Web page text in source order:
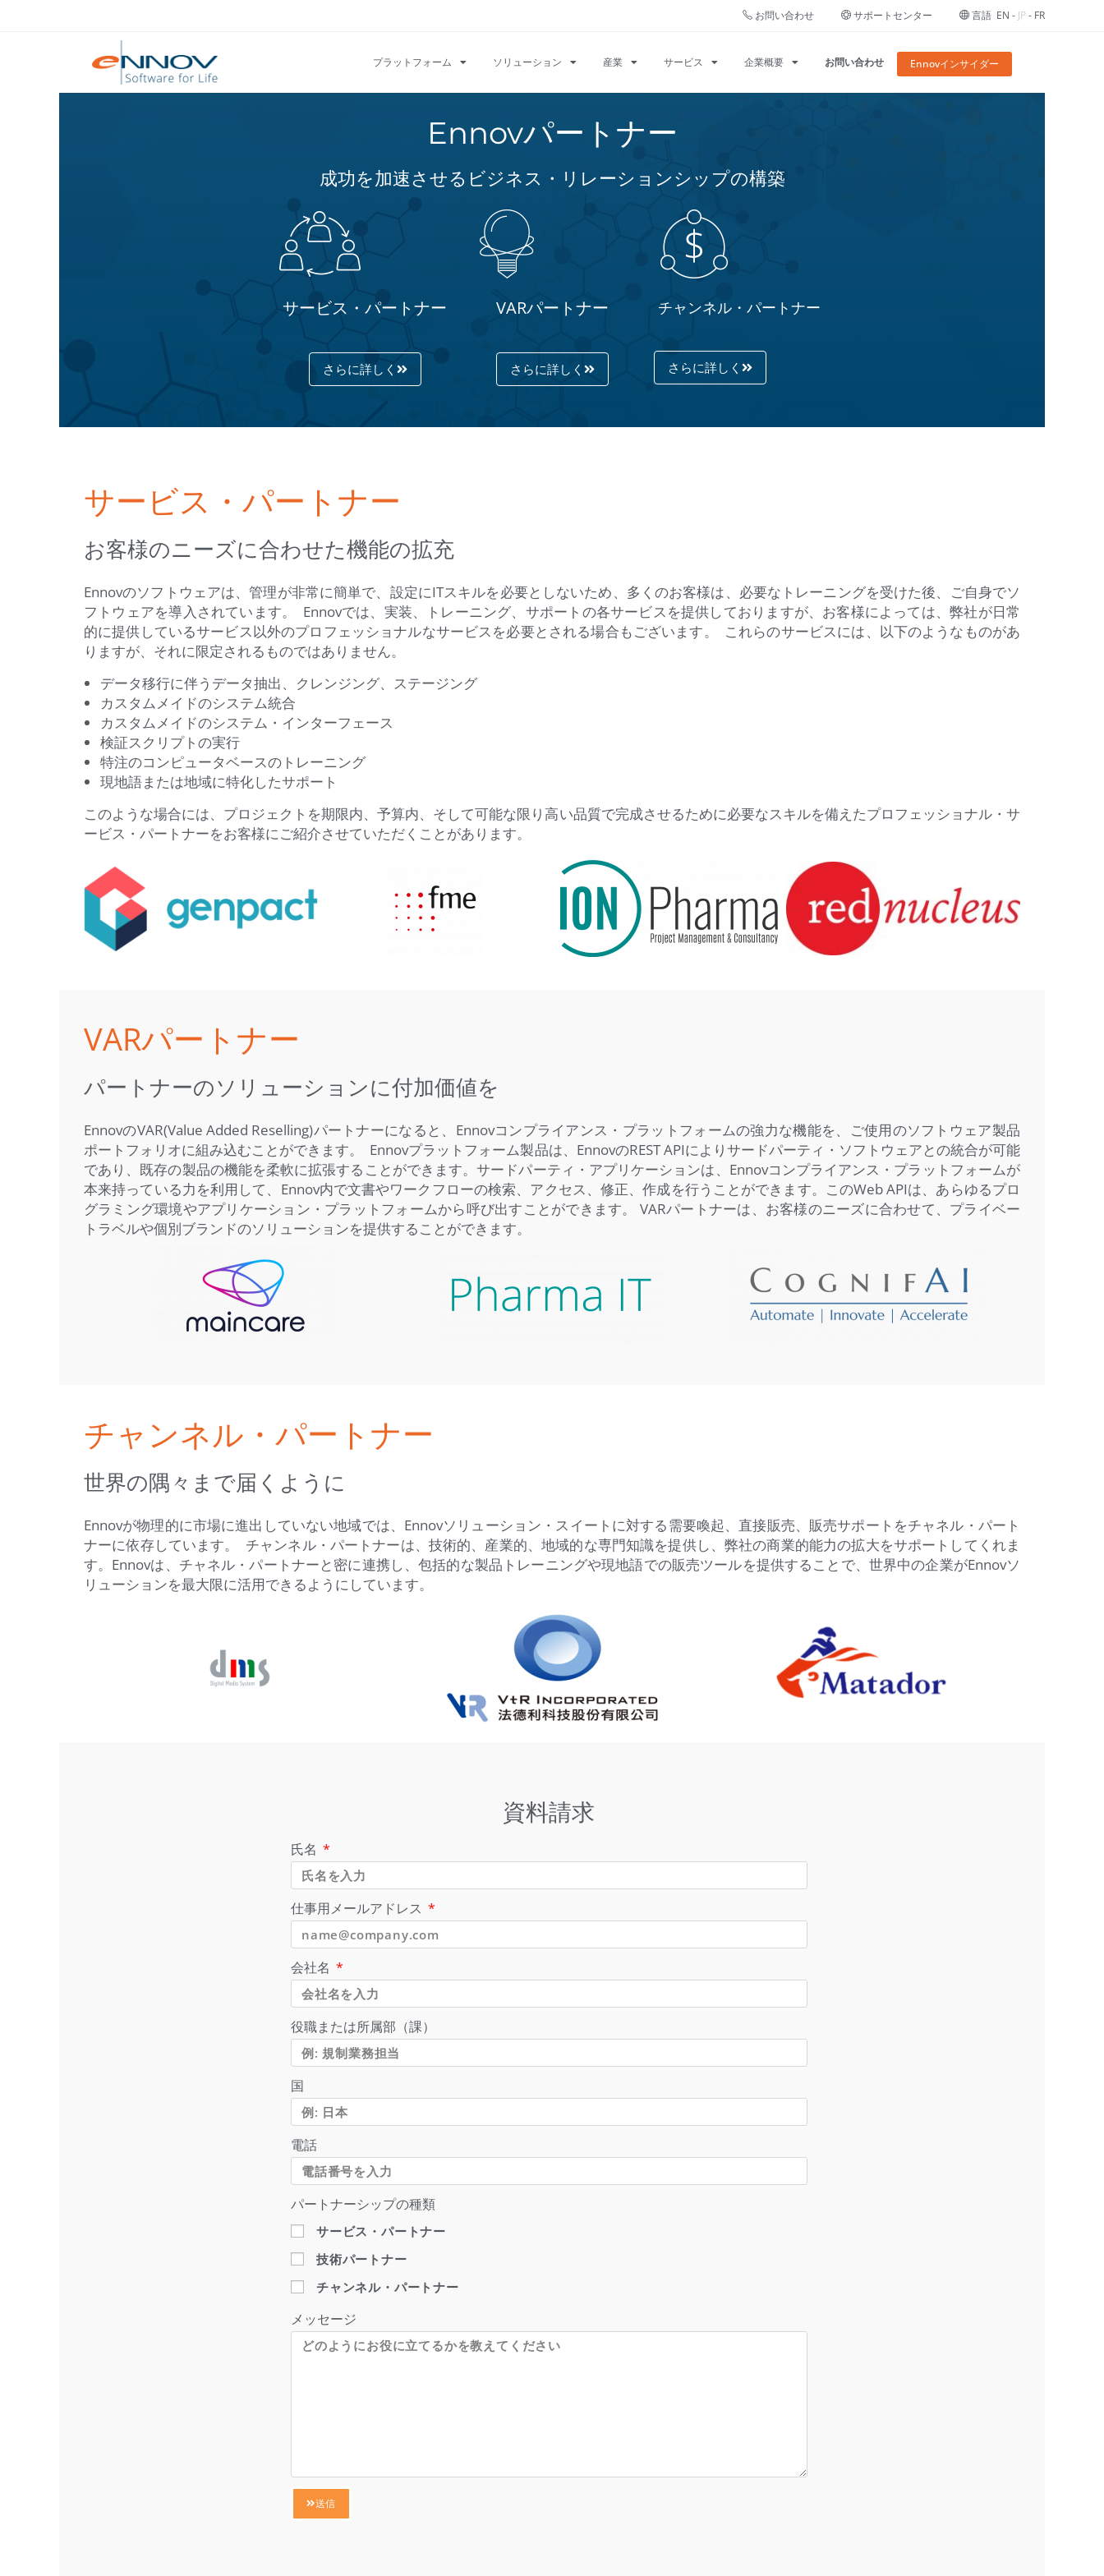
お問い合わせ サポートセンター 言語 EN - JP- FR
プラットフォーム ソリューション 産業 サービス 企業概要 お問い合わせ Ennovインサイダー
Ennovパートナー
成功を加速させるビジネス・リレーションシップの構築
サービス・パートナー
さらに詳しく
VARパートナー
さらに詳しく
チャンネル・パートナー
さらに詳しく
サービス・パートナー
お客様のニーズに合わせた機能の拡充
Ennovのソフトウェアは、管理が非常に簡単で、設定にITスキルを必要としないため、多くのお客様は、必要なトレーニングを受けた後、ご自身でソ
フトウェアを導入されています。 Ennovでは、実装、トレーニング、サポートの各サービスを提供しておりますが、お客様によっては、弊社が日常
的に提供しているサービス以外のプロフェッショナルなサービスを必要とされる場合もございます。 これらのサービスには、以下のようなものがあ
りますが、それに限定されるものではありません。
データ移行に伴うデータ抽出、クレンジング、ステージング
カスタムメイドのシステム統合
カスタムメイドのシステム・インターフェース
検証スクリプトの実行
特注のコンピュータベースのトレーニング
現地語または地域に特化したサポート
このような場合には、プロジェクトを期限内、予算内、そして可能な限り高い品質で完成させるために必要なスキルを備えたプロフェッショナル・サ
ービス・パートナーをお客様にご紹介させていただくことがあります。
VARパートナー
パートナーのソリューションに付加価値を
EnnovのVAR(Value Added Reselling)パートナーになると、Ennovコンプライアンス・プラットフォームの強力な機能を、ご使用のソフトウェア製品
ポートフォリオに組み込むことができます。 Ennovプラットフォーム製品は、EnnovのREST APIによりサードパーティ・ソフトウェアとの統合が可能
であり、既存の製品の機能を柔軟に拡張することができます。サードパーティ・アプリケーションは、Ennovコンプライアンス・プラットフォームが
本来持っている力を利用して、Ennov内で文書やワークフローの検索、アクセス、修正、作成を行うことができます。このWeb APIは、あらゆるプロ
グラミング環境やアプリケーション・プラットフォームから呼び出すことができます。 VARパートナーは、お客様のニーズに合わせて、プライベー
トラベルや個別ブランドのソリューションを提供することができます。
チャンネル・パートナー
世界の隅々まで届くように
Ennovが物理的に市場に進出していない地域では、Ennovソリューション・スイートに対する需要喚起、直接販売、販売サポートをチャネル・パート
ナーに依存しています。 チャンネル・パートナーは、技術的、産業的、地域的な専門知識を提供し、弊社の商業的能力の拡大をサポートしてくれま
す。Ennovは、チャネル・パートナーと密に連携し、包括的な製品トレーニングや現地語での販売ツールを提供することで、世界中の企業がEnnovソ
リューションを最大限に活用できるようにしています。
資料請求
氏名
仕事用メールアドレス
会社名
役職または所属部（課）
国
電話
パートナーシップの種類
サービス・パートナー
技術パートナー
チャンネル・パートナー
メッセージ
送信